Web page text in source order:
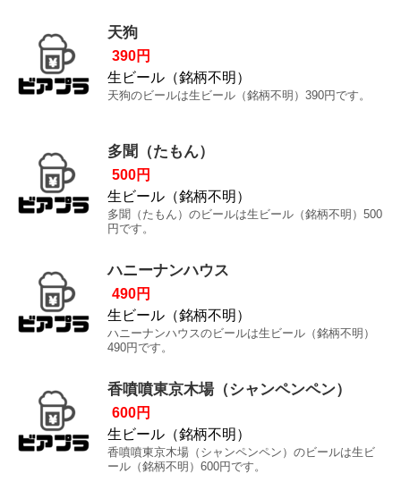
天狗
390円
生ビール（銘柄不明）
天狗のビールは生ビール（銘柄不明）390円です。
多聞（たもん）
500円
生ビール（銘柄不明）
多聞（たもん）のビールは生ビール（銘柄不明）500
円です。
ハニーナンハウス
490円
生ビール（銘柄不明）
ハニーナンハウスのビールは生ビール（銘柄不明）
490円です。
香噴噴東京木場（シャンペンペン）
600円
生ビール（銘柄不明）
香噴噴東京木場（シャンペンペン）のビールは生ビ
ール（銘柄不明）600円です。